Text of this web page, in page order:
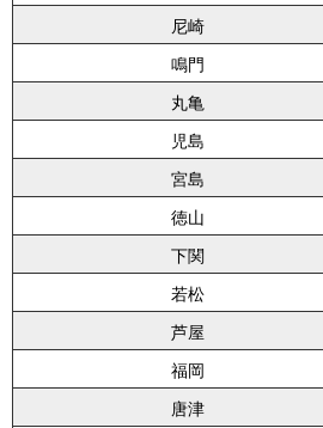
尼崎
鳴門
丸亀
児島
宮島
徳山
下関
若松
芦屋
福岡
唐津